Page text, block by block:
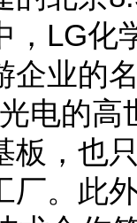
，LG化
企业的
电的
板，也
厂。此